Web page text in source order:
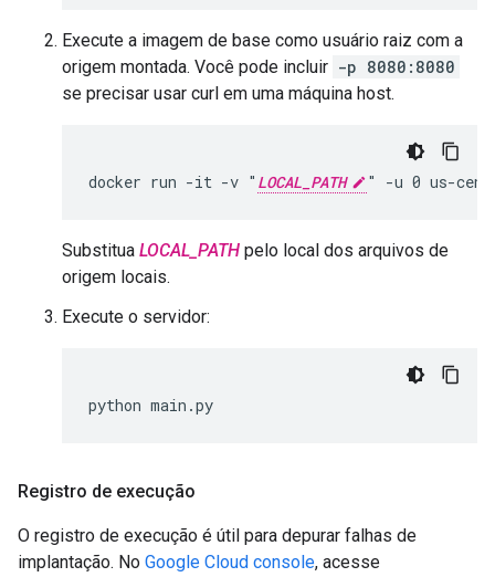
Execute a imagem de base como usuário raiz com a
origem montada. Você pode incluir -p 8080:8080
se precisar usar curl em uma máquina host.
docker run -it -v " LOCAL_PATH " -u 0 us-
Substitua LOCAL_PATH pelo local dos arquivos de
origem locais.
Execute o servidor:
python main.py
Registro de execução
O registro de execução é útil para depurar falhas de
implantação. No Google Cloud console, acesse